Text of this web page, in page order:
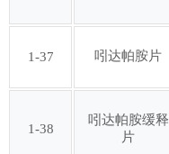
1-37 吲达帕胺片
1-38
吲达帕胺缓释
片